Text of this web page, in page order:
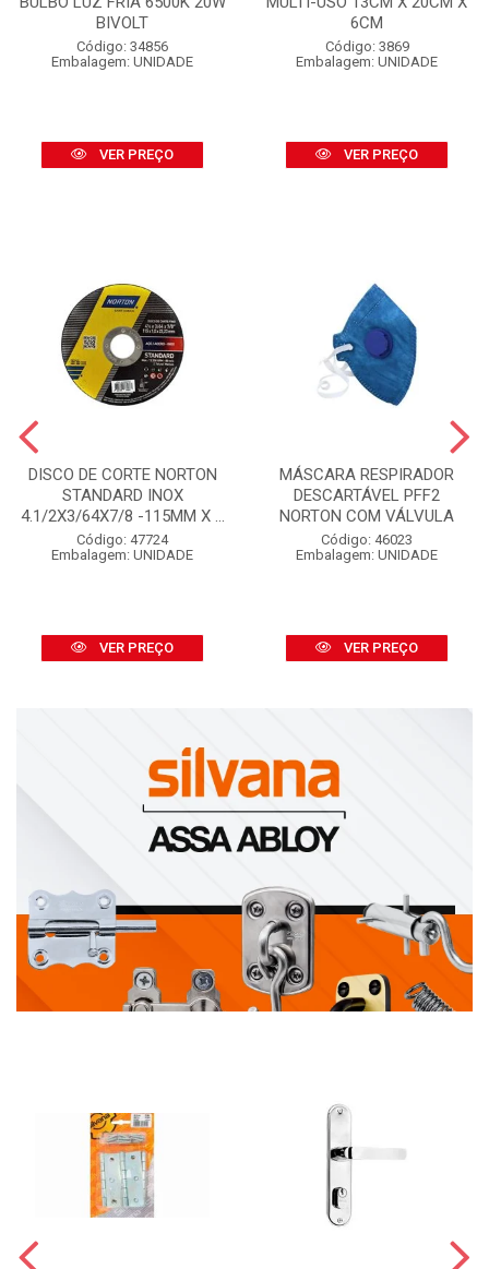
BIVOLT
Código: 34856
Embalagem: UNIDADE
VER PREÇO
6CM
Código: 3869
Embalagem: UNIDADE
VER PREÇO
DISCO DE CORTE NORTON
STANDARD INOX
4.1/2X3/64X7/8 -115MM X ...
Código: 47724
Embalagem: UNIDADE
VER PREÇO
MÁSCARA RESPIRADOR
DESCARTÁVEL PFF2
NORTON COM VÁLVULA
Código: 46023
Embalagem: UNIDADE
VER PREÇO